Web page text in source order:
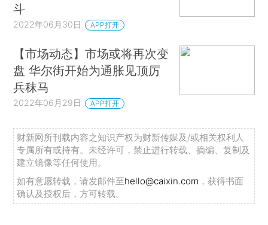
斗
2022年06月30日 APP打开
【市场动态】市场或将再次变
盘 华尔街开始为通胀见顶厉
兵秣马
2022年06月29日 APP打开
财新网所刊载内容之知识产权为财新传媒及/或相关权利人
专属所有或持有。未经许可，禁止进行转载、摘编、复制及
建立镜像等任何使用。
如有意愿转载，请发邮件至hello@caixin.com ，获得书面
确认及授权后，方可转载。